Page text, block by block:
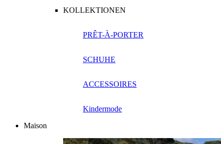
KOLLEKTIONEN
PRÊT-À-PORTER
SCHUHE
ACCESSOIRES
Kindermode
Maison